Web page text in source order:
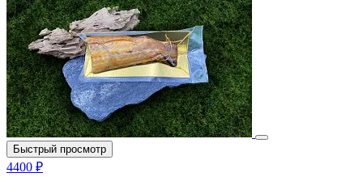
Быстрый просмотр
4400 ₽